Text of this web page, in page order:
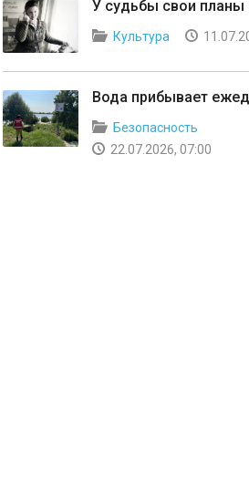
У судьбы свои планы
Культура
Вода прибывает
Безопасность
22.07.2026, 07:00